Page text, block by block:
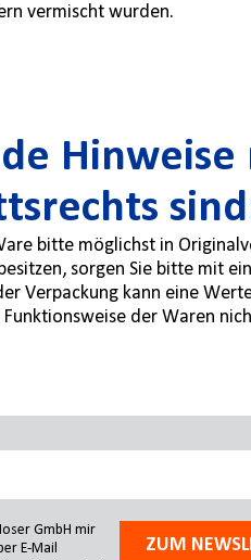
vermischt wurden.
bitte möglichst in
sorgen Sie bitte mit
Verpackung kann eine
der Waren
GmbH mir
E-Mail
ZUM